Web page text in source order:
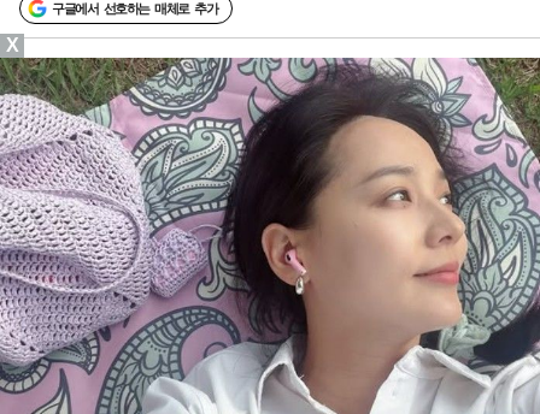
구글에서 선호하는 매체로 추가
X